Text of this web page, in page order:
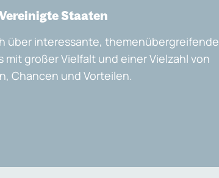
Staaten
über interessante, themenübergreifende
mit großer Vielfalt und einer Vielzahl von
Chancen und Vorteilen.